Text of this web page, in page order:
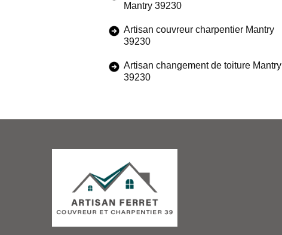
Mantry 39230
Artisan couvreur charpentier Mantry
39230
Artisan changement de toiture Mantry
39230